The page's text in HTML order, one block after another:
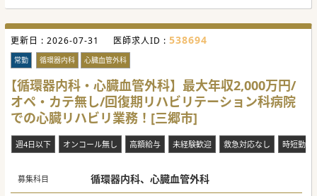
【募集背景】
■周辺の大学病院だけでは賄いきれない救急搬送患者の対応
を行える病院としての立ち位置を確固たるものとする為。
■周辺地域に求められる365日救急受け入れ可能な体制維持
と急性期病院としての更なる発展を目指して。
■科の垣根を越えた診療体制を構築し、地域や時代に沿った
診療を行っていく病院であり続ける為。
【職場環境と雰囲気】
■若手から中堅どころまで、バランスの取れた医師体制。
■託児所の整備や事務作業者の配置など、勤務医師の負担軽
減に取り組み、仕事と生活の両立が可能な環境づくりをして
■最寄駅から徒歩で通勤可能な総合病院。埼玉県内はもちろ
ん、都内や千葉県からも通勤もが可能です。
更新日 : 2026-07-31 医師求人ID : 538694
常勤 循環器内科 心臓血管外科
【循環器内科・心臓血管外科】最大年収2,000万円/
オペ・カテ無し/回復期リハビリテーション科病院
での心臓リハビリ業務！[三郷市]
週4日以下 オンコール無し 高額給与 未経験歓迎 救急対応なし 時短勤務
募集科目 循環器内科、心臓血管外科